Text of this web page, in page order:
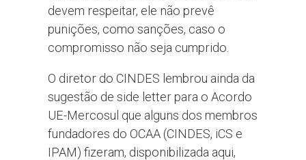
devem respeitar, ele não prevê
punições, como sanções, caso o
compromisso não seja cumprido.
O diretor do CINDES lembrou ainda da
sugestão de side letter para o Acordo
UE-Mercosul que alguns dos membros
fundadores do OCAA (CINDES, iCS e
IPAM) fizeram, disponibilizada aqui,